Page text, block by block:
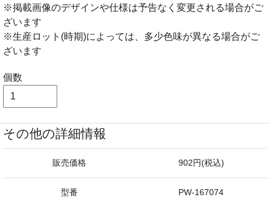
※掲載画像のデザインや仕様は予告なく変更される場合がご
ざいます
※生産ロット(時期)によっては、多少色味が異なる場合がご
ざいます
個数
その他の詳細情報
販売価格 902円(税込)
型番 PW-167074